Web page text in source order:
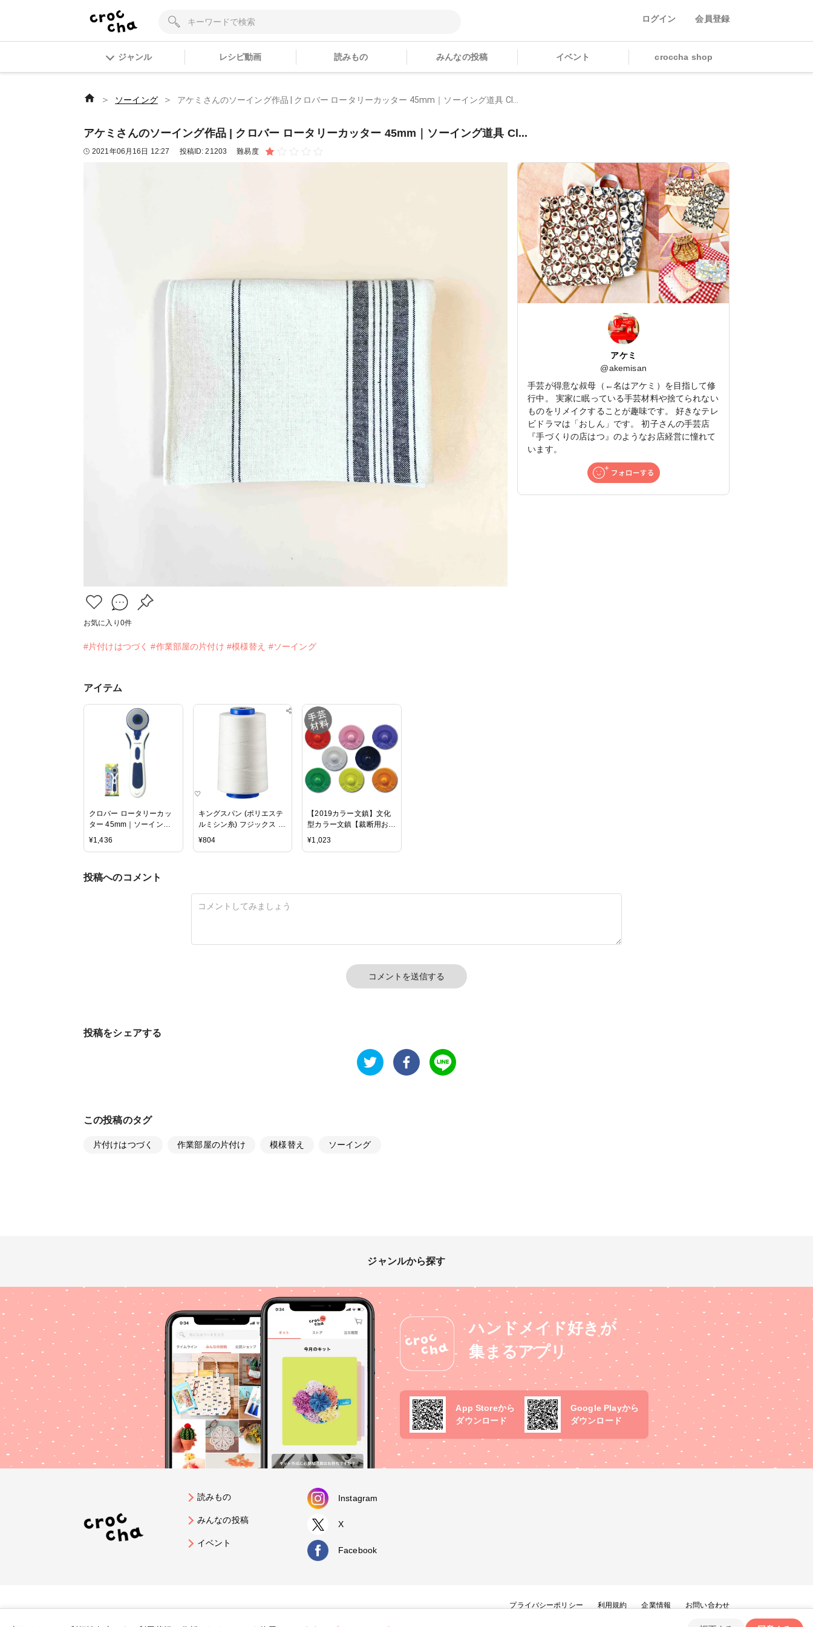
ログイン 会員登録
ジャンル レシピ動画 読みもの みんなの投稿 イベント croccha shop
＞ ソーイング ＞ アケミさんのソーイング作品 | クロバー ロータリーカッター 45mm｜ソーイング道具 Cl...
アケミさんのソーイング作品 | クロバー ロータリーカッター 45mm｜ソーイング道具 Cl...
2021年06月16日 12:27 投稿ID:21203 難易度
お気に入り 0件
#片付けはつづく #作業部屋の片付け #模様替え #ソーイング
アケミ
@akemisan
手芸が得意な叔母（←名はアケミ）を目指して修
行中。 実家に眠っている手芸材料や捨てられない
ものをリメイクすることが趣味です。 好きなテレ
ビドラマは「おしん」です。 初子さんの手芸店
『手づくりの店はつ』のようなお店経営に憧れて
います。
アイテム
クロバー ロータリーカッ
ター 45mm｜ソーイング
道具 Clover カッター 布
布用 替刃式 円形刃 45mm
¥1,436
キングスパン (ポリエステ
ルミシン糸) フジックス 60
番手/3000m巻 COL.403生
¥804
【2019カラー文鎮】文化
型カラー文鎮【裁断用おも
り】
¥1,023
投稿へのコメント
コメントを送信する
投稿をシェアする
この投稿のタグ
片付けはつづく 作業部屋の片付け 模様替え ソーイング
ジャンルから探す
ハンドメイド好きが
集まるアプリ
App Storeから
ダウンロード
Google Playから
ダウンロード
読みもの
みんなの投稿
イベント
Instagram
X
Facebook
プライバシーポリシー 利用規約 企業情報 お問い合わせ